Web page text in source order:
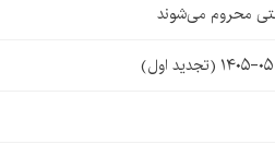
محروم می‌شوند